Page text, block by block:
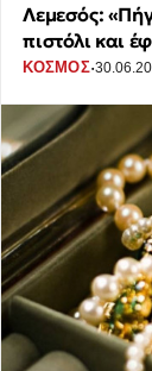
Λεμεσός:
πιστόλι και
ΚΟΣΜΟΣ·